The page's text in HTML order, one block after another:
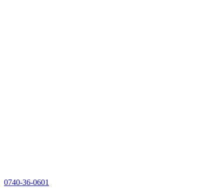
0740-36-0601